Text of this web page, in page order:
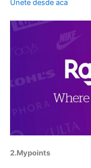
Únete desde aca
2.Mypoints